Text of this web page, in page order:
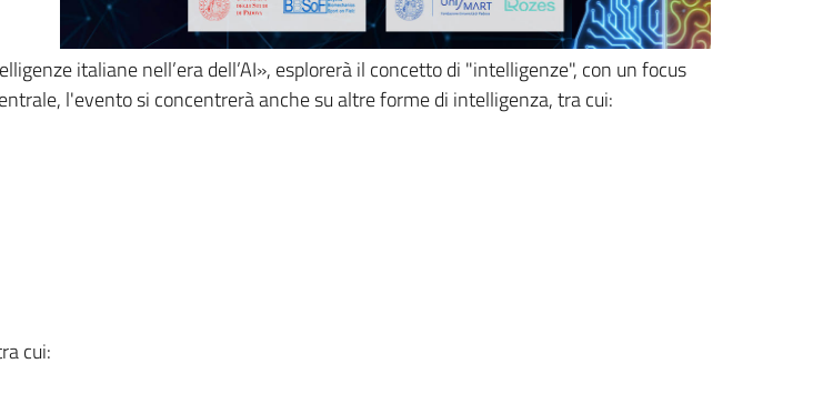
italiane nell’era dell’AI», esplorerà il concetto di "intelligenze", con un focus
l'evento si concentrerà anche su altre forme di intelligenza, tra cui:
cui: